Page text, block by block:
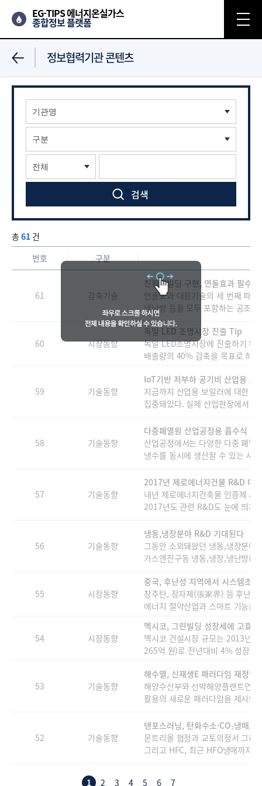
EG-TIPS 에너지온실가스
종합정보 플랫폼
정보협력기관 콘텐츠
총 61 건
번호
구분
61 감축기술
친환경빌딩 구현, 연돌효과 필수고
연돌효과 대응기술의 세 번째 파
냉난방 등을 모두 포함하는 공조
60 시장동향
독일 LED 조명시장 진출 Tip
독일 LED조명시장에 진출하기 위
배출량의 40% 감축을 목표로 하
59 기술동향
IoT기반 저부하 공기비 산업용 보
지금까지 산업용 보일러에 대한
집중돼있다. 실제 산업현장에서
58 기술동향
다중폐열원 산업공정용 흡수식 히
산업공정에서는 다양한 다중 폐열
냉수를 동시에 생산할 수 있는 시
57 기술동향
2017년 제로에너지건물 R&D 대
내년 제로에너지건축물 인증제 시
2017년도 관련 R&D도 눈에 띄게
56 기술동향
냉동,냉장분야 R&D 기대된다
그동안 소외돼왔던 냉동,냉장분야
가스엔진구동 냉동,냉장,냉난방(
55 시장동향
중국, 후난성 지역에서 시스템조
창주탄, 장자제(張家界) 등 후난성
에너지 절약산업과 스마트 기능을
54 시장동향
멕시코, 그린빌딩 성장세에 고효
멕시코 건설시장 규모는 2013년
265억 원)로 전년대비 4% 성장했
53 기술동향
해수열, 신재생E 패러다임 재정립
해양수산부와 선박해양플랜트연
활용의 새로운 패러다임을 제시했
52 기술동향
댄포스러닝, 탄화수소·CO₂냉매,
몬트리올 협정과 교토의정서 그리
그리고 HFC, 최근 HFO냉매까지
1 2 3 4 5 6 7